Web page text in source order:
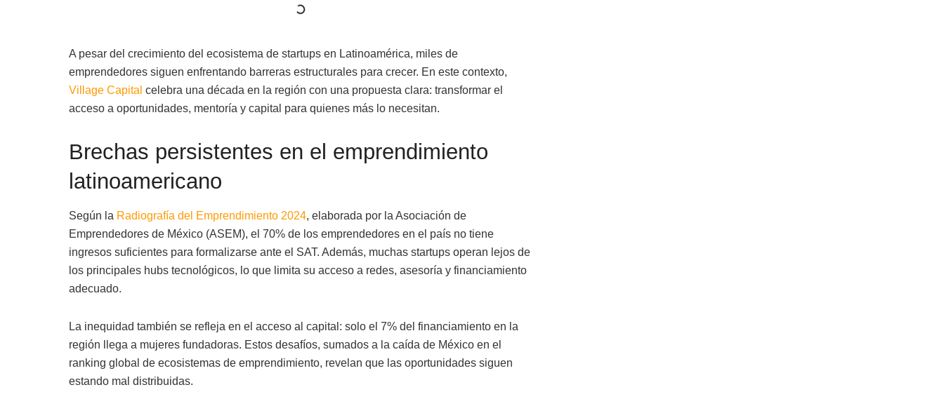
A pesar del crecimiento del ecosistema de startups en Latinoamérica, miles de
emprendedores siguen enfrentando barreras estructurales para crecer. En este contexto,
Village Capital celebra una década en la región con una propuesta clara: transformar el
acceso a oportunidades, mentoría y capital para quienes más lo necesitan.
Brechas persistentes en el emprendimiento
latinoamericano
Según la Radiografía del Emprendimiento 2024, elaborada por la Asociación de
Emprendedores de México (ASEM), el 70% de los emprendedores en el país no tiene
ingresos suficientes para formalizarse ante el SAT. Además, muchas startups operan lejos de
los principales hubs tecnológicos, lo que limita su acceso a redes, asesoría y financiamiento
adecuado.
La inequidad también se refleja en el acceso al capital: solo el 7% del financiamiento en la
región llega a mujeres fundadoras. Estos desafíos, sumados a la caída de México en el
ranking global de ecosistemas de emprendimiento, revelan que las oportunidades siguen
estando mal distribuidas.